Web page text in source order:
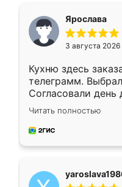
Ярослава
3 августа 2026
Кухню здесь
телеграмм.
Согласовали день
недели кухня
довольны
мебель за
Читать полностью